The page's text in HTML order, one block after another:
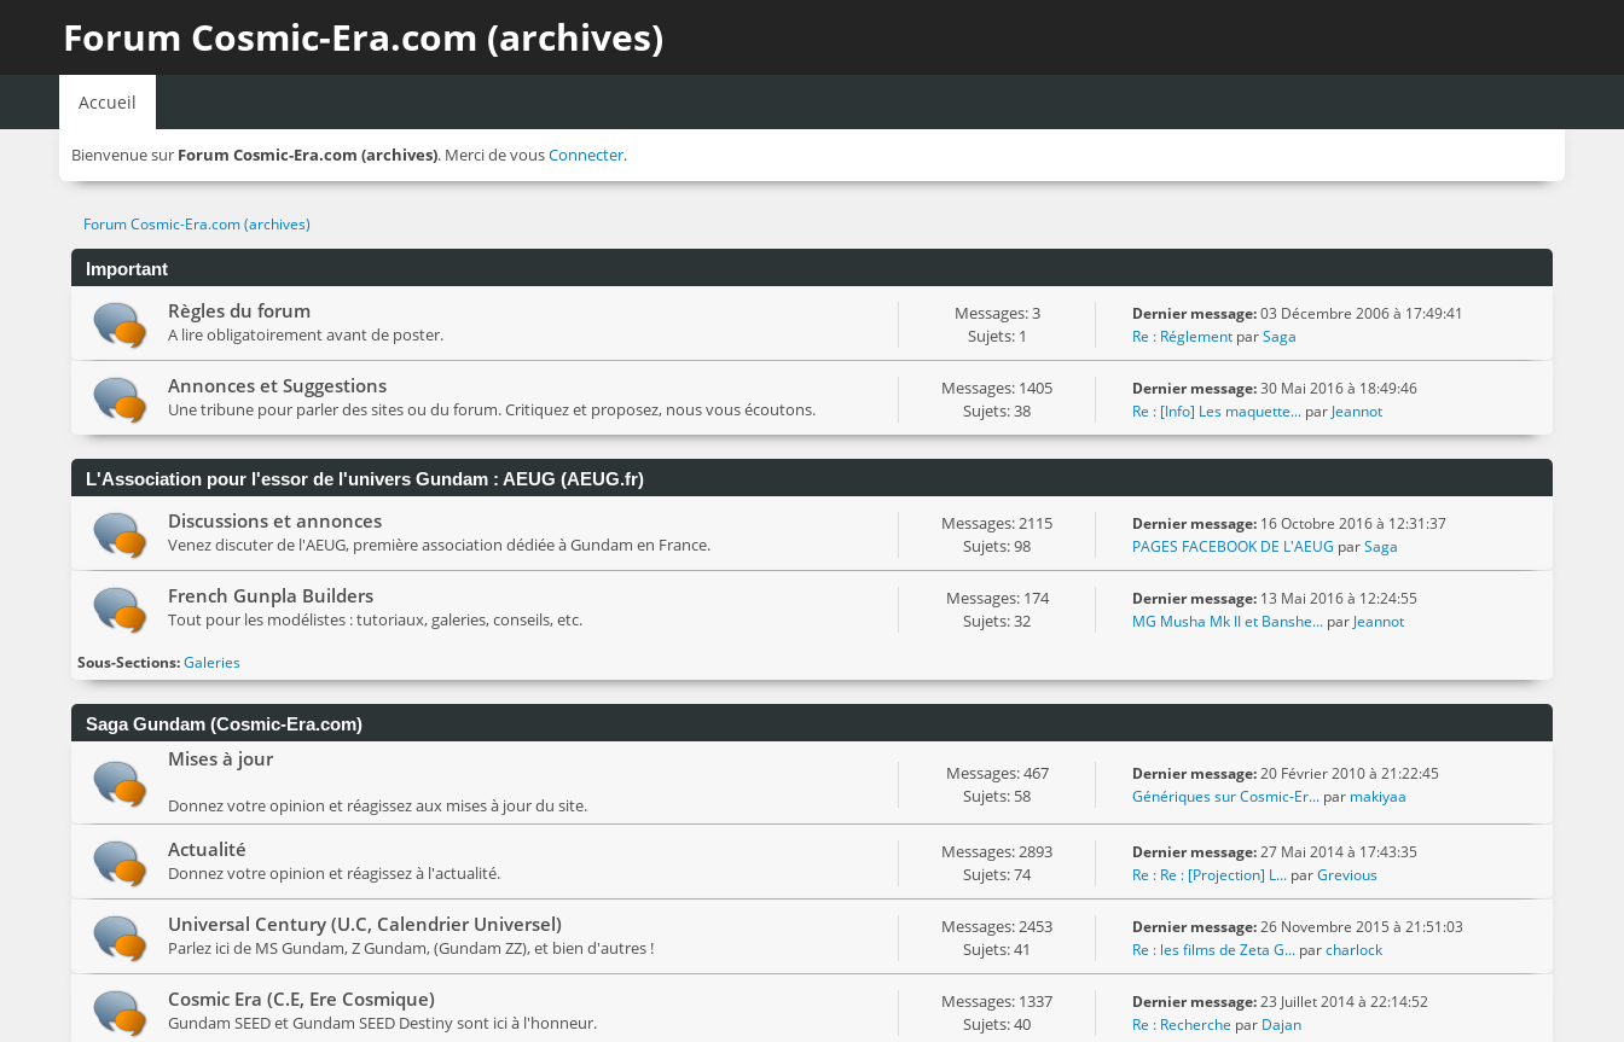
Forum Cosmic-Era.com (archives)
Accueil
Bienvenue sur Forum Cosmic-Era.com (archives). Merci de vousConnecter.
Forum Cosmic-Era.com (archives)
Important
Règles du forum
A lire obligatoirement avant de poster.
Messages: 3
Sujets: 1
Dernier message:03 Décembre 2006 à 17:49:41
Re : Réglement parSaga
Annonces et Suggestions
Une tribune pour parler des sites ou du forum. Critiquez et proposez, nous vous écoutons.
Messages: 1405
Sujets: 38
Dernier message:30 Mai 2016 à 18:49:46
Re : [Info] Les maquette... par Jeannot
L'Association pour l'essor de l'univers Gundam : AEUG (AEUG.fr)
Discussions et annonces
Venez discuter de l'AEUG, première association dédiée à Gundam en France.
Messages: 2115
Sujets: 98
Dernier message: 16 Octobre 2016 à 12:31:37
PAGES FACEBOOK DE L'AEUG parSaga
French Gunpla Builders
Tout pour les modélistes : tutoriaux, galeries, conseils, etc.
Messages: 174
Sujets: 32
Dernier message: 13 Mai 2016 à 12:24:55
MG Musha Mk II et Banshe... par Jeannot
Sous-Sections Galeries
Saga Gundam (Cosmic-Era.com)
Mises à jour
Donnez votre opinion et réagissez aux mises à jour du site.
Messages: 467
Sujets: 58
Dernier message:20 Février 2010 à 21:22:45
Génériques sur Cosmic-Er... par makiyaa
Actualité
Donnez votre opinion et réagissez à l'actualité.
Messages: 2893
Sujets: 74
Dernier message:27 Mai 2014 à 17:43:35
Re : Re : [Projection] L... parGrevious
Universal Century (U.C, Calendrier Universel)
Parlez ici de MS Gundam, Z Gundam, (Gundam ZZ), et bien d'autres !
Messages: 2453
Sujets: 41
Dernier message:26 Novembre 2015 à 21:51:03
Re : les films de Zeta G... parcharlock
Cosmic Era (C.E, Ere Cosmique)
Gundam SEED et Gundam SEED Destiny sont ici à l'honneur.
Messages: 1337
Sujets: 40
Dernier message:23 Juillet 2014 à 22:14:52
Re : Recherche par Dajan